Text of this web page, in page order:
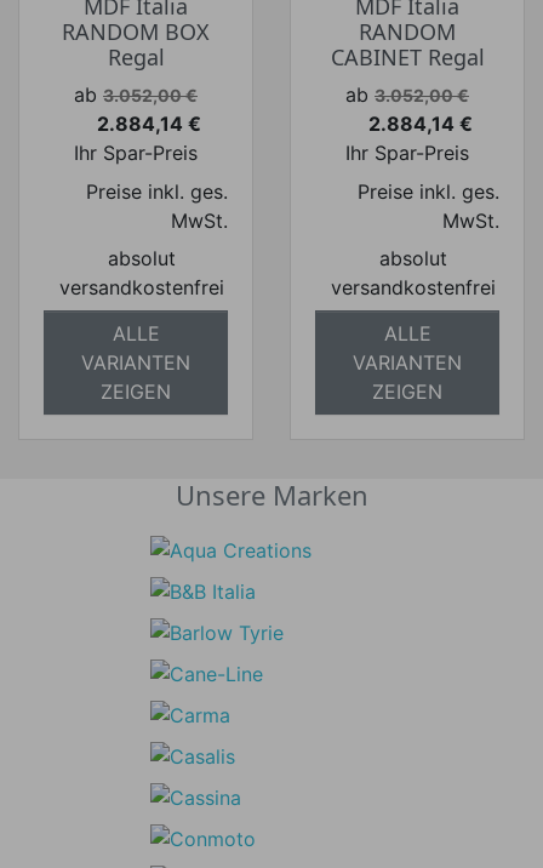
RANDOM BOX
Regal
Verkaufspreis
ab 3.052,00 €
Preis
2.884,14 €
Ihr Spar-Preis
Preise inkl. ges.
MwSt.
absolut
versandkostenfrei
ALLE
VARIANTEN
ZEIGEN
RANDOM
CABINET Regal
Verkaufspreis
ab 3.052,00 €
Preis
2.884,14 €
Ihr Spar-Preis
Preise inkl. ges.
MwSt.
absolut
versandkostenfrei
ALLE
VARIANTEN
ZEIGEN
Unsere Marken